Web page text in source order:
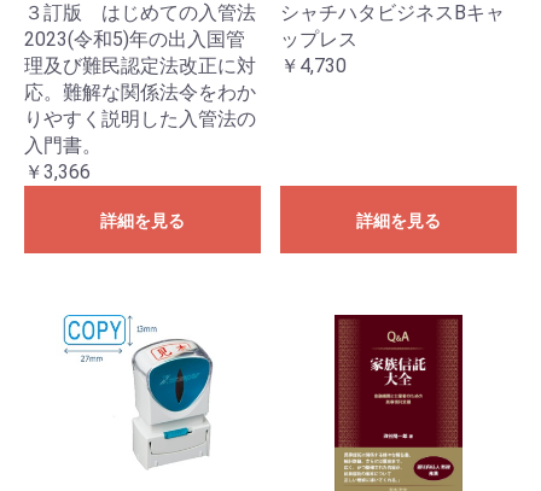
３訂版 はじめての入管法
2023(令和5)年の出入国管
理及び難民認定法改正に対
応。難解な関係法令をわか
りやすく説明した入管法の
入門書。
￥3,366
詳細を見る
シャチハタビジネスBキャ
ップレス
￥4,730
詳細を見る